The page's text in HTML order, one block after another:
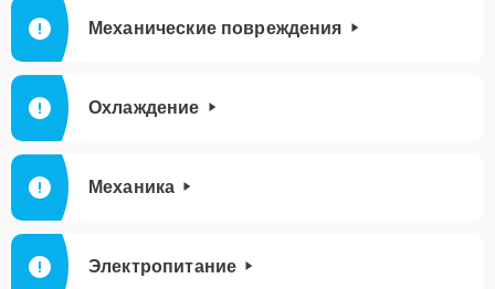
Механические повреждения
Охлаждение
Механика
Электропитание